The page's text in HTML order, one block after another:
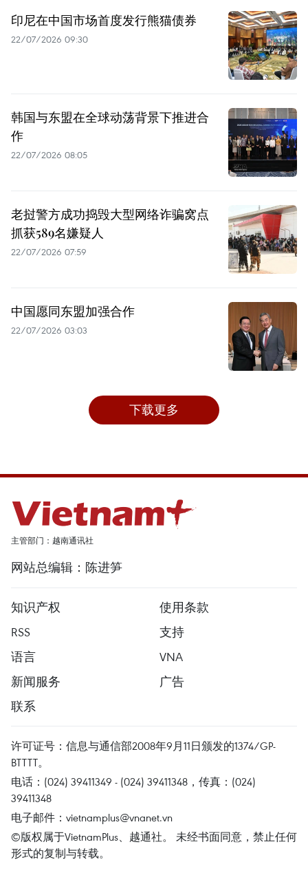
印尼在中国市场首度发行熊猫债券
22/07/2026 09:30
韩国与东盟在全球动荡背景下推进合
作
22/07/2026 08:05
老挝警方成功捣毁大型网络诈骗窝点
抓获589名嫌疑人
22/07/2026 07:59
中国愿同东盟加强合作
22/07/2026 03:03
下载更多
主管部门：越南通讯社
网站总编辑：陈进笋
知识产权
使用条款
RSS
支持
语言
VNA
新闻服务
广告
联系
许可证号：信息与通信部2008年9月11日颁发的1374/GP-
BTTTT。
电话：(024) 39411349 - (024) 39411348，传真：(024)
39411348
电子邮件： vietnamplus@vnanet.vn
©版权属于VietnamPlus、越通社。 未经书面同意，禁止任何
形式的复制与转载。